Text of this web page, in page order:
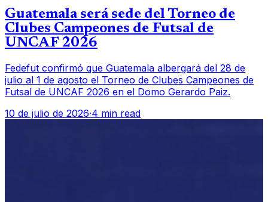
Guatemala será sede del Torneo de
Clubes Campeones de Futsal de
UNCAF 2026
Fedefut confirmó que Guatemala albergará del 28 de
julio al 1 de agosto el Torneo de Clubes Campeones de
Futsal de UNCAF 2026 en el Domo Gerardo Paiz.
10 de julio de 2026·4 min read